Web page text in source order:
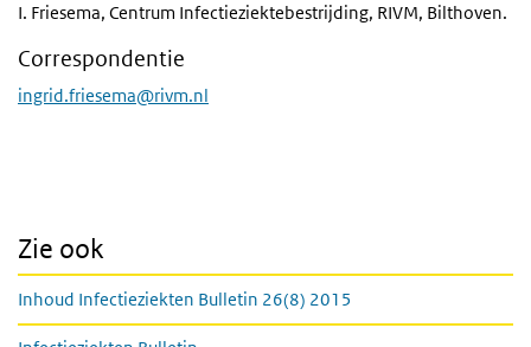
I. Friesema, Centrum Infectieziektebestrijding, RIVM, Bilthoven.
Correspondentie
ingrid.friesema@rivm.nl
Zie ook
Inhoud Infectieziekten Bulletin 26(8) 2015